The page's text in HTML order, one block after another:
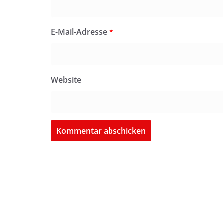
E-Mail-Adresse*
Website